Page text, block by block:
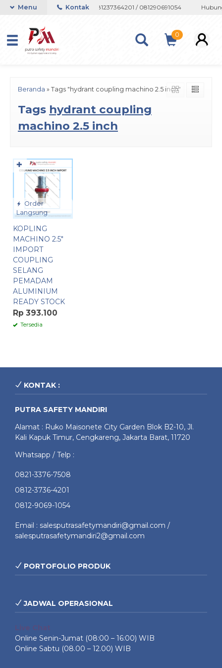
Whatsapp 082133767508 / 081237364201 / 081290691054
Menu Kontak
0
Beranda » Tags "hydrant coupling machino 2.5 inch"
Tags hydrant coupling
machino 2.5 inch
Order
Langsung
KOPLING
MACHINO 2.5″
IMPORT
COUPLING
SELANG
PEMADAM
ALUMINIUM
READY STOCK
Rp 393.100
Tersedia
✚
KONTAK :
PUTRA SAFETY MANDIRI
Alamat : Ruko Maisonete City Garden Blok B2-10, Jl.
Kali Kapuk Timur, Cengkareng, Jakarta Barat, 11720
Whatsapp / Telp :
0821-3376-7508
0812-3736-4201
0812-9069-1054
Email : salesputrasafetymandiri@gmail.com /
salesputrasafetymandiri2@gmail.com
PORTOFOLIO PRODUK
JADWAL OPERASIONAL
Live Chat
Online Senin-Jumat (08:00 – 16:00) WIB
Online Sabtu (08.00 – 12.00) WIB